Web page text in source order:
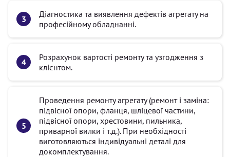
Діагностика та виявлення дефектів агрегату на
професійному обладнанні.
Розрахунок вартості ремонту та узгодження з
клієнтом.
Проведення ремонту агрегату (ремонт і заміна:
підвісної опори, фланця, шліцевої частини,
підвісної опори, хрестовини, пильника,
приварної вилки і т.д.). При необхідності
виготовляються індивідуальні деталі для
докомплектування.